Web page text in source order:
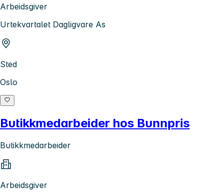
Arbeidsgiver
Urtekvartalet Dagligvare As
Sted
Oslo
Butikkmedarbeider hos Bunnpris
Butikkmedarbeider
Arbeidsgiver